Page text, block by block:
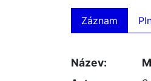
Záznam
Název: